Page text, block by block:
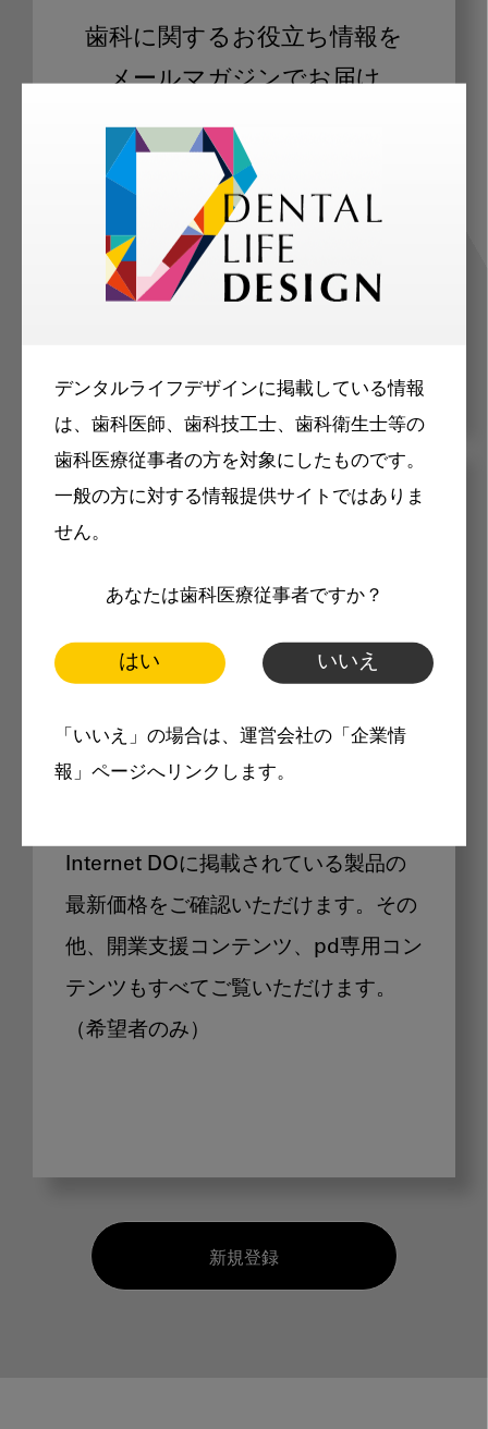
デンタルライフデザインに掲載している情報
は、歯科医師、歯科技工士、歯科衛生士等の
歯科医療従事者の方を対象にしたものです。
一般の方に対する情報提供サイトではありま
せん。
あなたは歯科医療従事者ですか？
はい いいえ
「いいえ」の場合は、運営会社の「企業情
報」ページへリンクします。
歯科に関するお役立ち情報を
メールマガジンでお届け
ご登録いただいた職種（歯科医師、歯
科衛生士、歯科技工士）に合わせた内
容のメールマガジンをお届けします。
メリット
製品価格も閲覧可能
Internet DOに掲載されている製品の
最新価格をご確認いただけます。その
他、開業支援コンテンツ、pd専用コン
テンツもすべてご覧いただけます。
（希望者のみ）
新規登録